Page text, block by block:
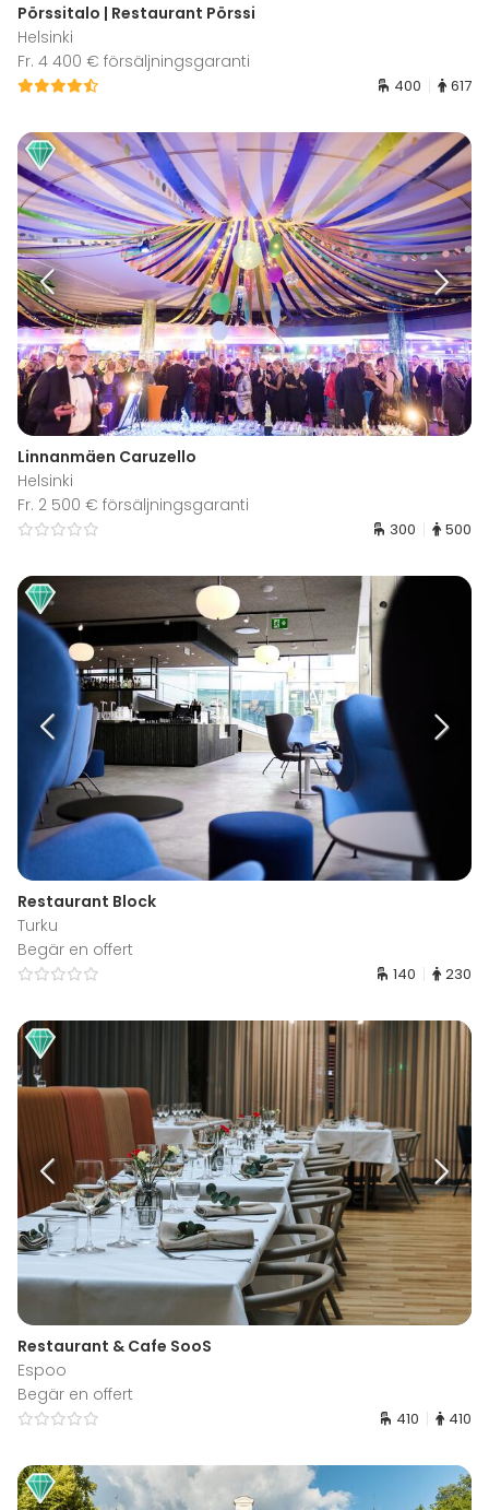
Pörssitalo | Restaurant Pörssi
Helsinki
Fr. 4 400 € försäljningsgaranti
400 617
Linnanmäen Caruzello
Helsinki
Fr. 2 500 € försäljningsgaranti
300 500
Restaurant Block
Turku
Begär en offert
140 230
Restaurant & Cafe SooS
Espoo
Begär en offert
410 410